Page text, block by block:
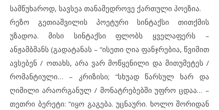
სამწუხაროდ, სავსეა თანამედროვე ქართული პოეზია.
რეზო გეთიაშვილის პოეტური სინტაქსი თითქმის
უზადოა. მისი სინტაქსი ფლობს ყველაფერს –
ანჟამბმანს (გადატანას – “ისეთი ღია ფანჯრებია, წვიმით
ავსებენ / ოთახს, არა ვარ მოწყენილი და მითუმეტეს /
რომანტიული… – კრიზისი; “სხუად წარსულ ხარ და
ღიმილი არაორგანულ / მონატრებებში უფრო ცდაა… –
თეთრი ბერეტი: “იყო გაგება. უცნაური. ხოლო შორიდან